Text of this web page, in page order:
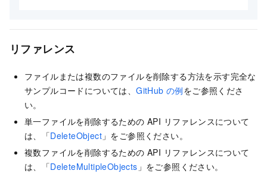
リファレンス
ファイルまたは複数のファイルを削除する方法を示す完全な
サンプルコードについては、GitHub の例をご参照くださ
い。
単一ファイルを削除するための API リファレンスについて
は、「DeleteObject 」をご参照ください。
複数ファイルを削除するための API リファレンスについて
は、「DeleteMultipleObjects 」をご参照ください。